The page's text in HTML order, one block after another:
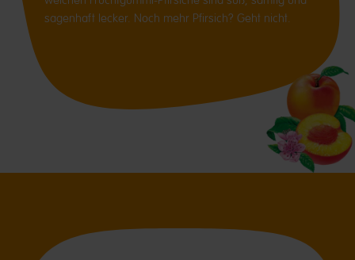
sagenhaft lecker. Noch mehr Pfirsich? Geht nicht.